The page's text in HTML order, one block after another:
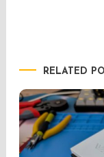
RELATED